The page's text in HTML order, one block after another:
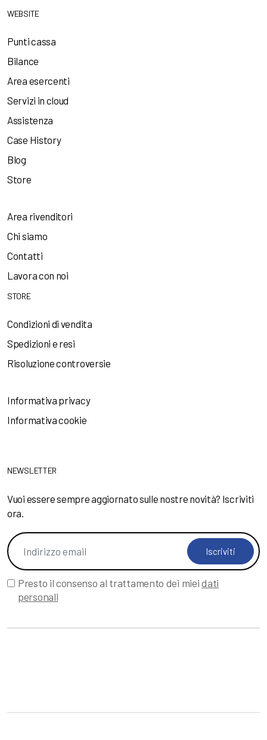
WEBSITE
Punti cassa
Bilance
Area esercenti
Servizi in cloud
Assistenza
Case History
Blog
Store
Area rivenditori
Chi siamo
Contatti
Lavora con noi
STORE
Condizioni di vendita
Spedizioni e resi
Risoluzione controversie
Informativa privacy
Informativa cookie
NEWSLETTER
Vuoi essere sempre aggiornato sulle nostre novità? Iscriviti
ora.
Iscriviti
Presto il consenso al trattamento dei mieidati
personali